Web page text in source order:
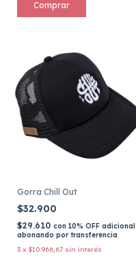
Gorra Chill Out
$32.900
$29.610 con 10% OFF adicional
abonando por transferencia
3 x $10.966,67 sin interés